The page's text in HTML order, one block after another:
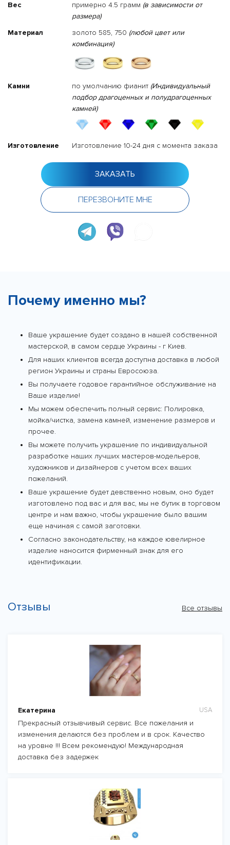
Вес
примерно 4.5 грамм (в зависимости от
размера)
Материал
золото 585, 750 (любой цвет или
комбинация)
Камни по умолчанию фианит (Индивидуальный
подбор драгоценных и полудрагоценных
камней)
Изготовление Изготовление 10-24 дня с момента заказа
ЗАКАЗАТЬ
ПЕРЕЗВОНИТЕ МНЕ
Почему именно мы?
Ваше украшение будет создано в нашей собственной
мастерской, в самом сердце Украины - г Киев.
Для наших клиентов всегда доступна доставка в любой
регион Украины и страны Евросоюза.
Вы получаете годовое гарантийное обслуживание на
Ваше изделие!
Мы можем обеспечить полный сервис: Полировка,
мойка/чистка, замена камней, изменение размеров и
прочее.
Вы можете получить украшение по индивидуальной
разработке наших лучших мастеров-модельеров,
художников и дизайнеров с учетом всех ваших
пожеланий.
Ваше украшение будет девственно новым, оно будет
изготовлено под вас и для вас, мы не бутик в торговом
центре и нам важно, чтобы украшение было вашим
еще начиная с самой заготовки.
Согласно законодательству, на каждое ювелирное
изделие наносится фирменный знак для его
идентификации.
Отзывы Все отзывы
Екатерина USA
Прекрасный отзывчивый сервис. Все пожелания и
изменения делаются без проблем и в срок. Качество
на уровне !!! Всем рекомендую! Международная
доставка без задержек